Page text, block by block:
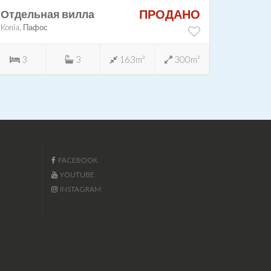
Отдельная вилла
Konia, Пафос
ПРОДАНО
3 3 163m² 300m²
FACEBOOK
YOUTUBE
INSTAGRAM